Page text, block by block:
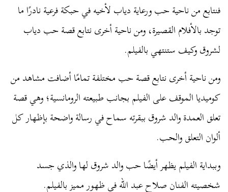
فنتابع من ناحية حب ورعاية دياب لأخيه في حبكة فرعية نادرًا ما
توجد بالأفلام القصيرة، ومن ناحية أخرى نتابع قصة حب دياب
لشروق وكيف ستنتهي بالفيلم.
ومن ناحية أخرى نتابع قصة حب مختلفة تمامًا أضافت مشاهد من
كوميديا الموقف على الفيلم بجانب طبيعته الرومانسية؛ وهي قصة
تعلق العمدة والد شروق ببقرته سماح في رسالة واضحة بإظهار كل
ألوان التعلق والحب.
وببداية الفيلم يظهر أيضًا حب والد شروق لها والذي جسد
شخصيته الفنان صلاح عبد الله في ظهور مميز بالفيلم.